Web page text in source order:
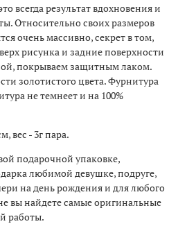
всегда результат вдохновения и
Относительно своих размеров
очень массивно, секрет в том,
рисунка и задние поверхности
покрываем защитным лаком.
золотистого цвета. Фурнитура
не темнеет и на 100%
вес - 3г пара.
подарочной упаковке,
любимой девушке, подруге,
на день рождения и для любого
вы найдете самые оригинальные
работы.